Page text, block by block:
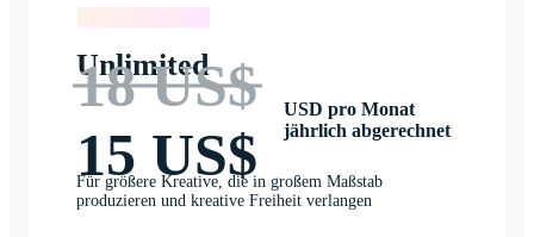
Unlimited
18 US$
15 US$
USD pro Monat
jährlich abgerechnet
Für größere Kreative, die in großem Maßstab
produzieren und kreative Freiheit verlangen